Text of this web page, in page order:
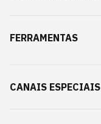
FERRAMENTAS
CANAIS ESPECIAIS